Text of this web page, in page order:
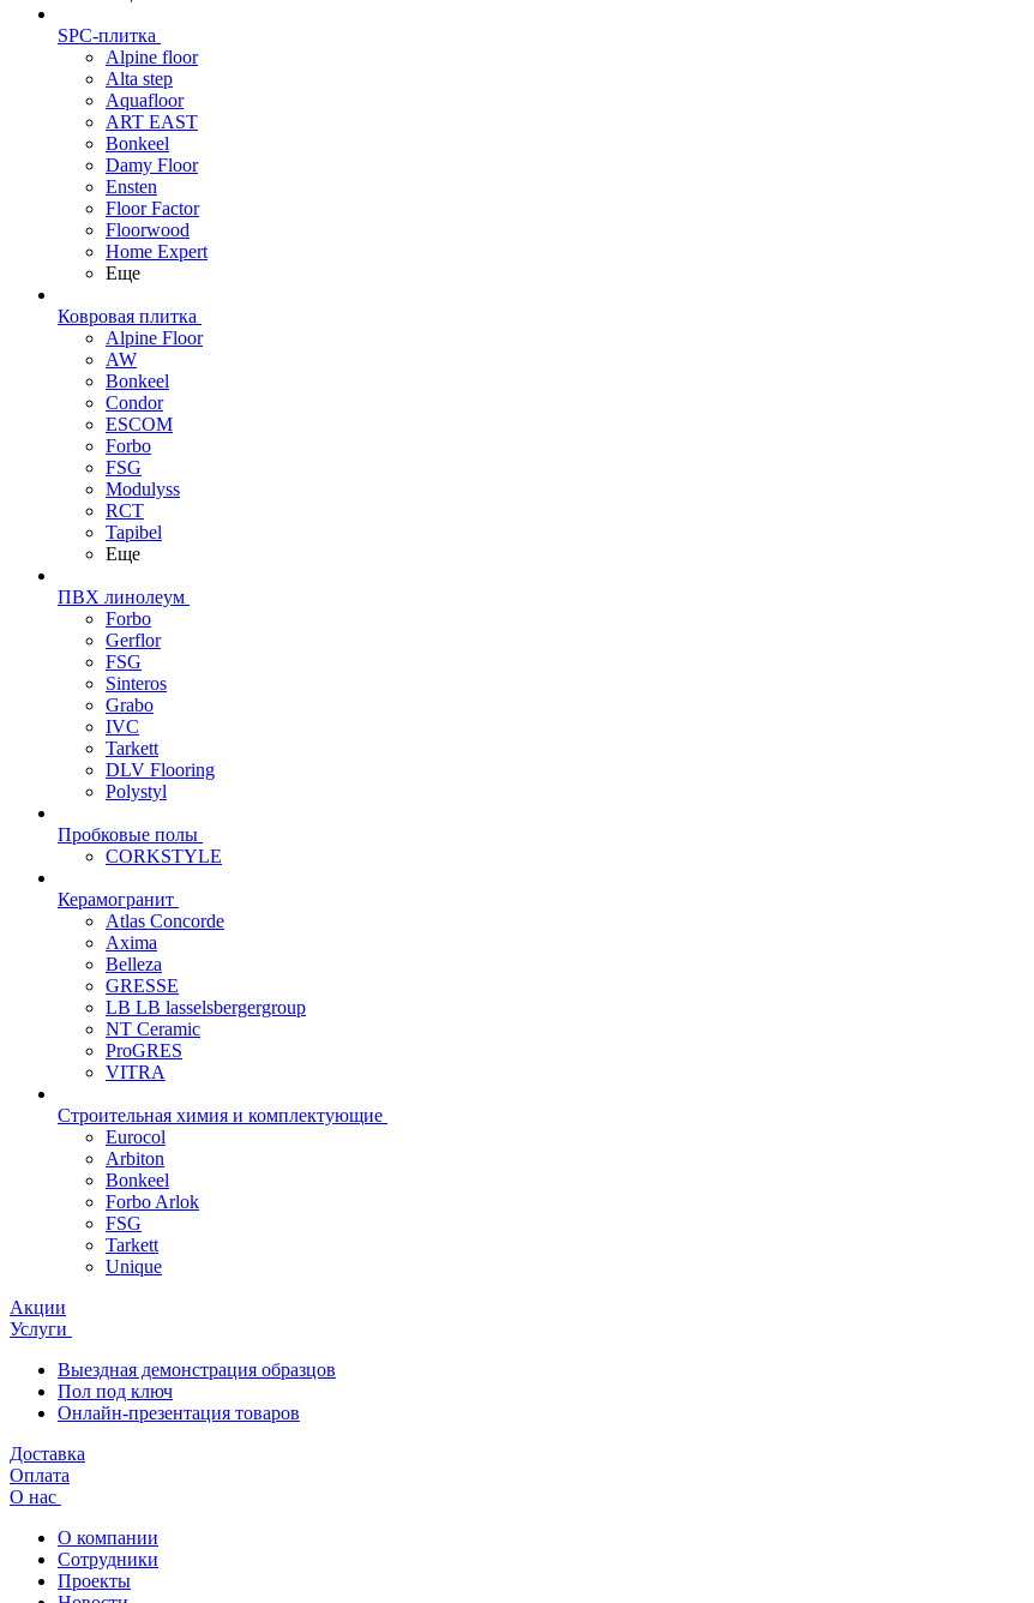
SPC-плитка
Alpine floor
Alta step
Aquafloor
ART EAST
Bonkeel
Damy Floor
Ensten
Floor Factor
Floorwood
Home Expert
Еще
Ковровая плитка
Alpine Floor
AW
Bonkeel
Condor
ESCOM
Forbo
FSG
Modulyss
RCT
Tapibel
Еще
ПВХ линолеум
Forbo
Gerflor
FSG
Sinteros
Grabo
IVC
Tarkett
DLV Flooring
Polystyl
Пробковые полы
CORKSTYLE
Керамогранит
Atlas Concorde
Axima
Belleza
GRESSE
LB LB lasselsbergergroup
NT Ceramic
ProGRES
VITRA
Строительная химия и комплектующие
Eurocol
Arbiton
Bonkeel
Forbo Arlok
FSG
Tarkett
Unique
Акции
Услуги
Выездная демонстрация образцов
Пол под ключ
Онлайн-презентация товаров
Доставка
Оплата
О нас
О компании
Сотрудники
Проекты